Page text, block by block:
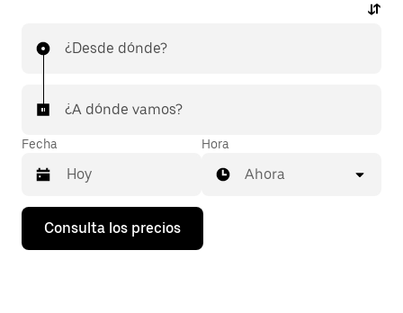
¿Desde dónde?
¿A dónde vamos?
Fecha
Pulsa
flecha
Hora
Ahora
Consulta los precios